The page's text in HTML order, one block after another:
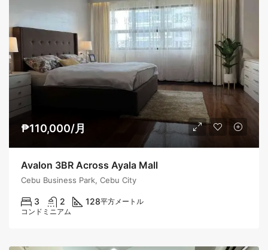
₱110,000/月
Avalon 3BR Across Ayala Mall
Cebu Business Park, Cebu City
3 2 128平方メートル
コンドミニアム